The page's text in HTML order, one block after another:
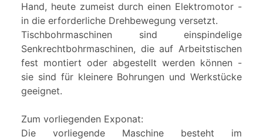
Hand, heute zumeist durch einen Elektromotor -
in die erforderliche Drehbewegung versetzt.
Tischbohrmaschinen sind einspindelige
Senkrechtbohrmaschinen, die auf Arbeitstischen
fest montiert oder abgestellt werden können -
sie sind für kleinere Bohrungen und Werkstücke
geeignet.
Zum vorliegenden Exponat:
Die vorliegende Maschine besteht im